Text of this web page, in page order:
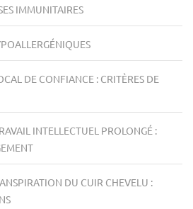
IMMUNITAIRES
DE CONFIANCE : CRITÈRES DE
INTELLECTUEL PROLONGÉ :
DU CUIR CHEVELU :